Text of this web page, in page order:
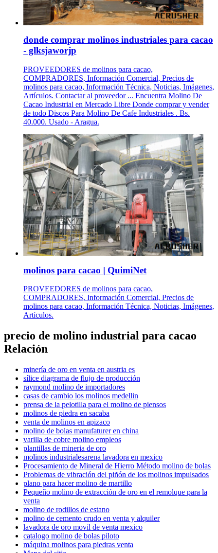
donde comprar molinos industriales para cacao
- glksjaworjp
PROVEEDORES de molinos para cacao,
COMPRADORES, Información Comercial, Precios de
molinos para cacao, Información Técnica, Noticias, Imágenes,
Artículos. Contactar al proveedor ... Encuentra Molino De
Cacao Industrial en Mercado Libre Donde comprar y vender
de todo Discos Para Molino De Cafe Industriales . Bs.
40.000. Usado - Aragua.
molinos para cacao | QuimiNet
PROVEEDORES de molinos para cacao,
COMPRADORES, Información Comercial, Precios de
molinos para cacao, Información Técnica, Noticias, Imágenes,
Artículos.
precio de molino industrial para cacao
Relación
minería de oro en venta en austria es
sílice diagrama de flujo de producción
raymond molino de importadores
casas de cambio los molinos medellin
prensa de la pelotilla para el molino de piensos
molinos de piedra en sacaba
venta de molinos en apizaco
molino de bolas manufaturer en china
varilla de cobre molino empleos
plantillas de mineria de oro
molinos industrialesarena lavadora en mexico
Procesamiento de Mineral de Hierro Método molino de bolas
Problemas de vibración del piñón de los molinos impulsados
plano para hacer molino de martillo
Pequeño molino de extracción de oro en el remolque para la
venta
molino de rodillos de estano
molino de cemento crudo en venta y alquiler
lavadora de oro movil de venta mexico
catalogo molino de bolas piloto
máquina molinos para piedras venta